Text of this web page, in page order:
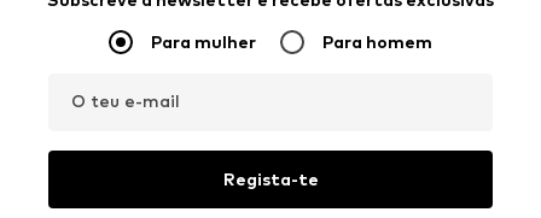
Para mulher Para homem
O teu e-mail
Regista-te